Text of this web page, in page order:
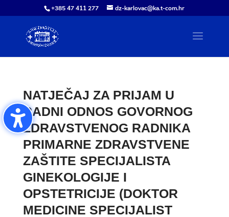
+385 47 411 277 dz-karlovac@ka.t-com.hr
NATJEČAJ ZA PRIJAM U
RADNI ODNOS GOVORNOG
ZDRAVSTVENOG RADNIKA
PRIMARNE ZDRAVSTVENE
ZAŠTITE SPECIJALISTA
GINEKOLOGIJE I
OPSTETRICIJE (DOKTOR
MEDICINE SPECIJALIST